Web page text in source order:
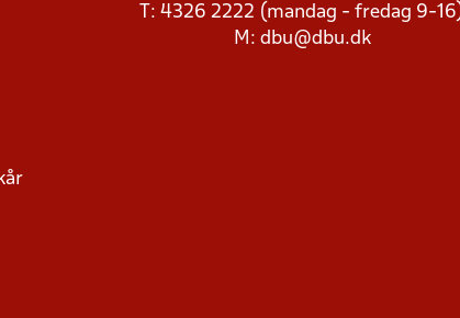
T: 4326 2222 (mandag - fredag 9-
M: dbu@dbu.dk